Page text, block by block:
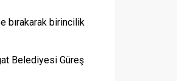
bırakarak birincilik
Belediyesi Güreş